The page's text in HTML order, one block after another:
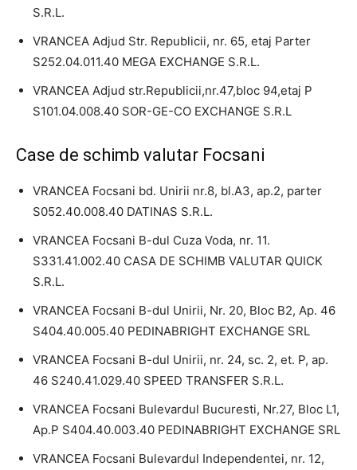
S.R.L.
VRANCEA Adjud Str. Republicii, nr. 65, etaj Parter
S252.04.011.40 MEGA EXCHANGE S.R.L.
VRANCEA Adjud str.Republicii,nr.47,bloc 94,etaj P
S101.04.008.40 SOR-GE-CO EXCHANGE S.R.L
Case de schimb valutar Focsani
VRANCEA Focsani bd. Unirii nr.8, bl.A3, ap.2, parter
S052.40.008.40 DATINAS S.R.L.
VRANCEA Focsani B-dul Cuza Voda, nr. 11.
S331.41.002.40 CASA DE SCHIMB VALUTAR QUICK
S.R.L.
VRANCEA Focsani B-dul Unirii, Nr. 20, Bloc B2, Ap. 46
S404.40.005.40 PEDINABRIGHT EXCHANGE SRL
VRANCEA Focsani B-dul Unirii, nr. 24, sc. 2, et. P, ap.
46 S240.41.029.40 SPEED TRANSFER S.R.L.
VRANCEA Focsani Bulevardul Bucuresti, Nr.27, Bloc L1,
Ap.P S404.40.003.40 PEDINABRIGHT EXCHANGE SRL
VRANCEA Focsani Bulevardul Independentei, nr. 12,